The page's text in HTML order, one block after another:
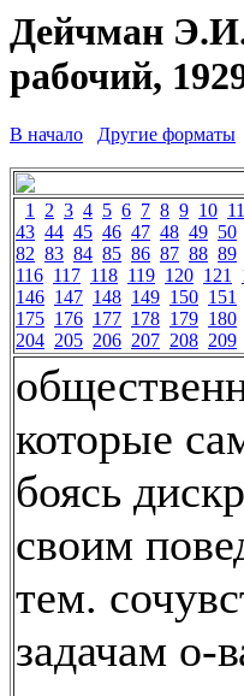
Дейчман
рабочий,
В начало Другие форматы
1 2 3 4 5 6 7 8 9 10 11
43 44 45 46 47 48 49 50
82 83 84 85 86 87 88 89
116 117 118 119 120 121
146 147 148 149 150 151
175 176 177 178 179 180
204 205 206 207 208 209
которые
боясь
своим
тем.
задачам о-